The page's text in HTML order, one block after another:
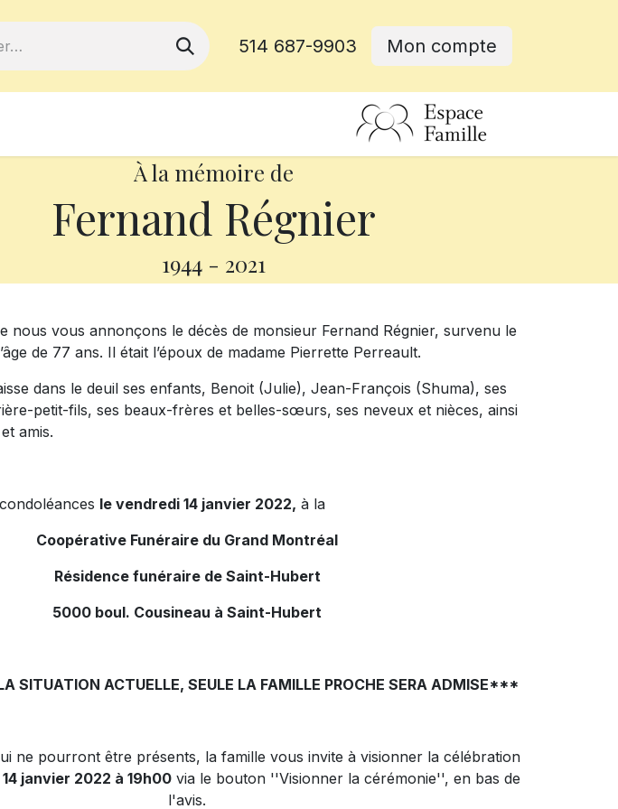
514 687-9903 Mon compte
À la mémoire de
Fernand Régnier
1944 - 2021
nous vous annonçons le décès de monsieur Fernand Régnier, survenu le
de 77 ans. Il était l’époux de madame Pierrette Perreault.
dans le deuil ses enfants, Benoit (Julie), Jean-François (Shuma), ses
petit-fils, ses beaux-frères et belles-sœurs, ses neveux et nièces, ainsi
amis.
le vendredi 14 janvier 2022, à la
Coopérative Funéraire du Grand Montréal
Résidence funéraire de Saint-Hubert
5000 boul. Cousineau à Saint-Hubert
SITUATION ACTUELLE, SEULE LA FAMILLE PROCHE SERA ADMISE***
ne pourront être présents, la famille vous invite à visionner la célébration
janvier 2022 à 19h00via le bouton ''Visionner la cérémonie'', en bas de
l'avis.